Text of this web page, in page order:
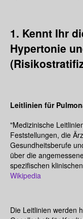
1. Kennt Ihr
Hypertonie
Leitlinien für
"Medizinische
Feststellungen, die
Gesundheitsberufe
über die
spezifischen
Wikipedia
Die Leitlinien werden